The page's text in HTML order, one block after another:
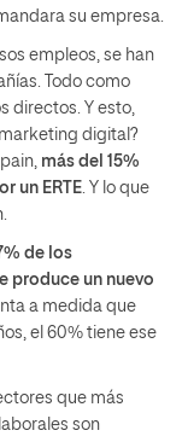
su empresa.
empleos, se han
Todo como
directos. Y esto,
digital?
más del 15%
un ERTE . Y lo que
de los
produce un nuevo
a medida que
el 60% tiene ese
que más
son